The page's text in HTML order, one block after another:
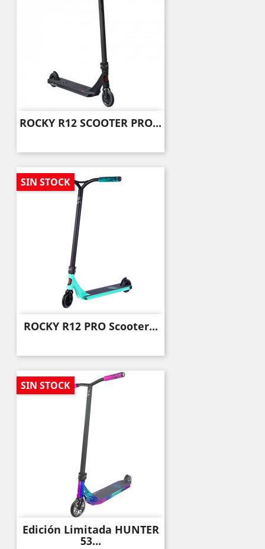
ROCKY R12 SCOOTER PRO...
ROCKY R12 PRO Scooter...
SIN STOCK
Edición Limitada HUNTER
53...
SIN STOCK